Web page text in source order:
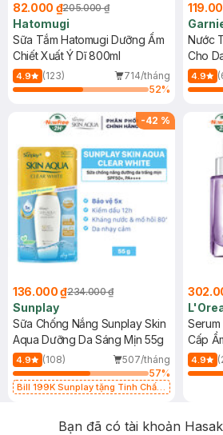
82.000 ₫205.000 ₫
Hatomugi
Sữa Tắm Hatomugi Dưỡng Ẩm
Chiết Xuất Ý Dĩ 800ml
4.9 (123)
714/tháng
52%
Nước
Cho
(Mới)
4.9
-42 %
136.000 ₫234.000 ₫
Sunplay
Sữa Chống Nắng Sunplay Skin
Aqua Dưỡng Da Sáng Mịn 55g
4.9 (108)
507/tháng
57%
Bill 199K Sunplay tặng Tinh Chất
Cấp
4.9
Bạn đã có tài khoản